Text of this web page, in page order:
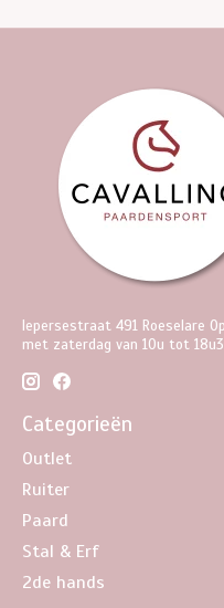
Iepersestraat 491 Roeselare
met zaterdag van 10u tot
Categorieën
Outlet
Ruiter
Paard
Stal & Erf
2de hands